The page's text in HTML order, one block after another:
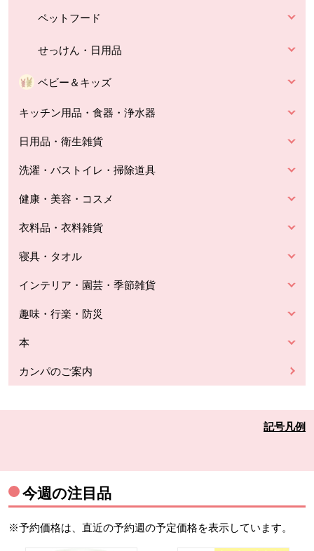
ペットフード
せっけん・日用品
ベビー＆キッズ
キッチン用品・食器・浄水器
日用品・衛生雑貨
洗濯・バストイレ・掃除道具
健康・美容・コスメ
衣料品・衣料雑貨
寝具・タオル
インテリア・園芸・季節雑貨
趣味・行楽・防災
本
カンパのご案内
記号凡例
今週の注目品
※予約価格は、直近の予約週の予定価格を表示しています。